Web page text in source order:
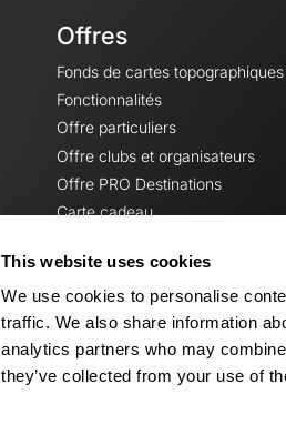
This website uses cookies
We use cookies to personalise
traffic. We also share information
analytics partners who may
they’ve collected from your use of
Offres
Fonds de cartes topographiques
Fonctionnalités
Offre particuliers
Offre clubs et organisateurs
Offre PRO Destinations
Carte cadeau